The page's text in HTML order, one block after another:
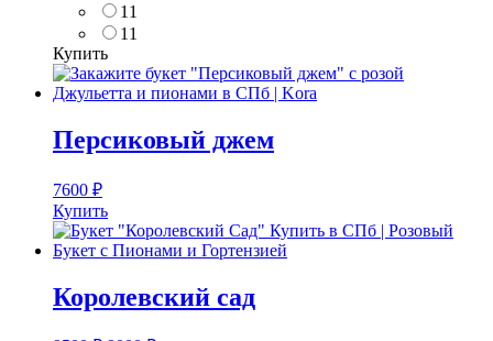
11
11
Купить
Персиковый джем
7600 ₽
Купить
Королевский сад